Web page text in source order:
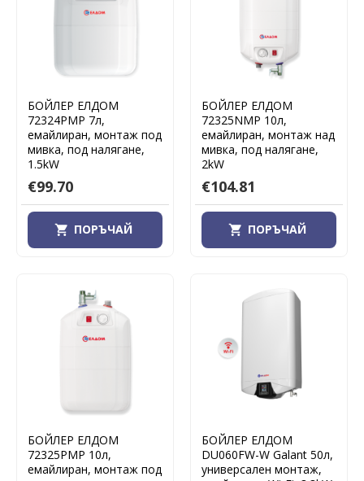
БОЙЛЕР ЕЛДОМ
72324PMP 7л,
емайлиран, монтаж под
мивка, под налягане,
1.5kW
€99.70
ПОРЪЧАЙ
БОЙЛЕР ЕЛДОМ
72325NMP 10л,
емайлиран, монтаж над
мивка, под налягане,
2kW
€104.81
ПОРЪЧАЙ
БОЙЛЕР ЕЛДОМ
72325PMP 10л,
емайлиран, монтаж под
БОЙЛЕР ЕЛДОМ
DU060FW-W Galant 50л,
универсален монтаж,